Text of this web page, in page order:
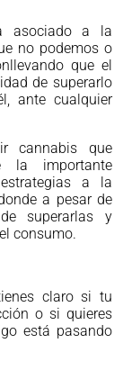
asociado a la
no podemos o
que el
de superarlo
ante cualquier
cannabis que
la importante
a la
a pesar de
superarlas y
consumo.
claro si tu
o si quieres
está pasando